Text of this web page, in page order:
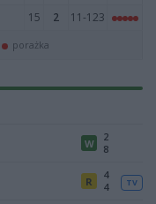
15 2 11-123
porażka
W
2
8
R
4
4
TV